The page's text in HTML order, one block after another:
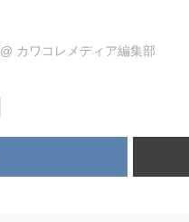
@ カワコレメディア編集部